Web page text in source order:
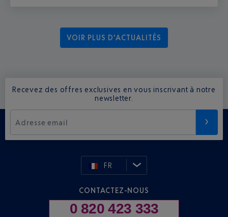
VOIR PLUS D'ACTUALITÉS
Recevez des offres exclusives en vous inscrivant à notre
newsletter.
Adresse email
FR
CONTACTEZ-NOUS
0 820 423 333